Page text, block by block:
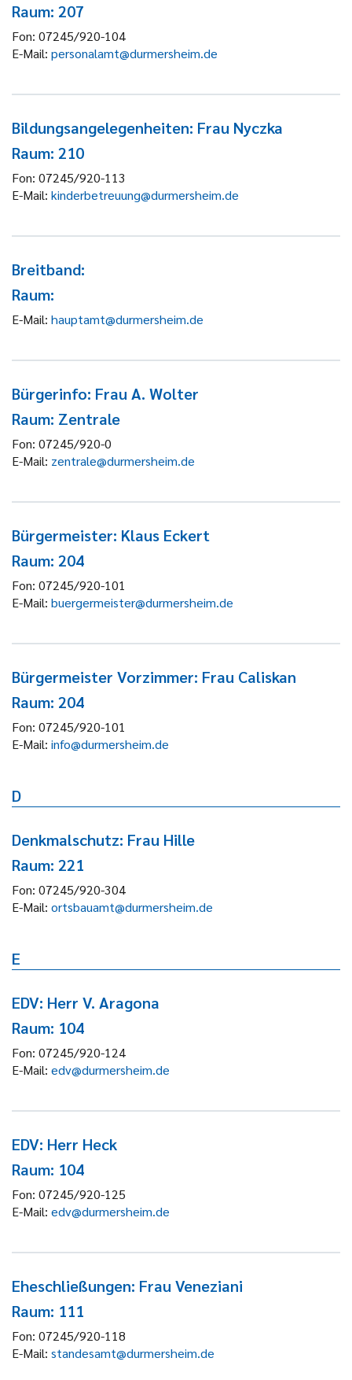
Raum: 207
Fon: 07245/920-104
E-Mail: personalamt@durmersheim.de
Bildungsangelegenheiten: Frau Nyczka
Raum: 210
Fon: 07245/920-113
E-Mail: kinderbetreuung@durmersheim.de
Breitband:
Raum:
E-Mail: hauptamt@durmersheim.de
Bürgerinfo: Frau A. Wolter
Raum: Zentrale
Fon: 07245/920-0
E-Mail: zentrale@durmersheim.de
Bürgermeister: Klaus Eckert
Raum: 204
Fon: 07245/920-101
E-Mail: buergermeister@durmersheim.de
Bürgermeister Vorzimmer: Frau Caliskan
Raum: 204
Fon: 07245/920-101
E-Mail: info@durmersheim.de
D
Denkmalschutz: Frau Hille
Raum: 221
Fon: 07245/920-304
E-Mail: ortsbauamt@durmersheim.de
E
EDV: Herr V. Aragona
Raum: 104
Fon: 07245/920-124
E-Mail: edv@durmersheim.de
EDV: Herr Heck
Raum: 104
Fon: 07245/920-125
E-Mail: edv@durmersheim.de
Eheschließungen: Frau Veneziani
Raum: 111
Fon: 07245/920-118
E-Mail: standesamt@durmersheim.de